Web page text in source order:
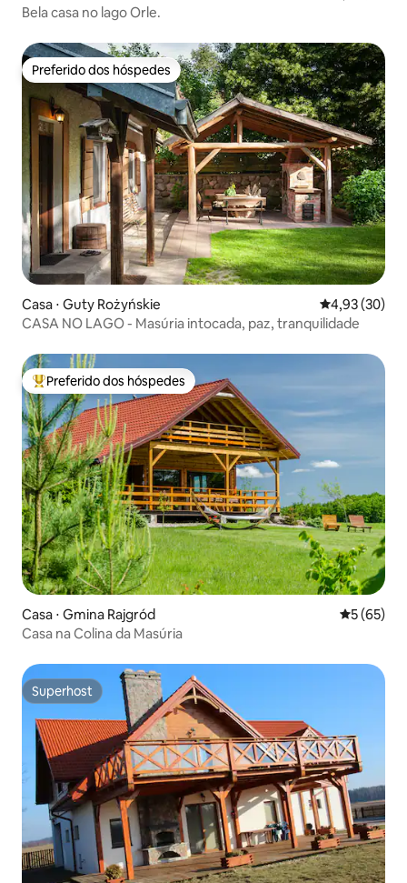
Bela casa no lago Orle.
Preferido dos hóspedes
Preferido dos hóspedes
Casa ⋅ Guty Rożyńskie 4,93 de uma
4,93 (30)
CASA NO LAGO - Masúria intocada, paz, tranquilidade
Entre os melhores preferidos dos hóspedes
Preferido dos hóspedes
Casa ⋅ Gmina Rajgród 5 de uma
5 (65)
Casa na Colina da Masúria
Superhost
Superhost